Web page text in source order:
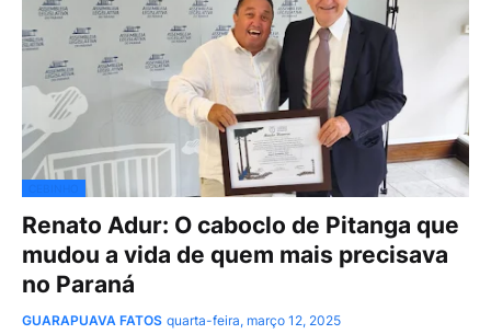
Renato Adur: O caboclo de Pitanga que
mudou a vida de quem mais precisava
no Paraná
GUARAPUAVA FATOS quarta-feira, março 12, 2025